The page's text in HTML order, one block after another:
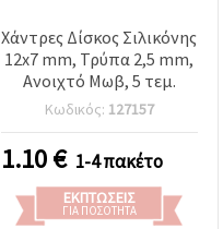
Χάντρες Δίσκος Σιλικόνης
12x7 mm, Τρύπα 2,5 mm,
Ανοιχτό Μωβ, 5 τεμ.
Κωδικός: 127157
1.10€ 1-4 πακέτο
ΕΚΠΤΏΣΕΙΣ
ΓΙΑ ΠΟΣΌΤΗΤΑ